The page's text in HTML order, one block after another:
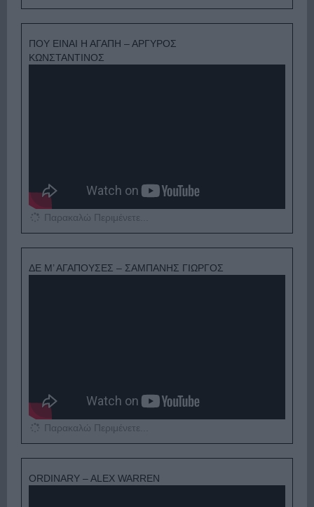
ΠΟΥ ΕΙΝΑΙ Η ΑΓΑΠΗ – ΑΡΓΥΡΟΣ
ΚΩΝΣΤΑΝΤΙΝΟΣ
Παρακαλώ Περιμένετε...
ΔΕ Μ’ ΑΓΑΠΟΥΣΕΣ – ΣΑΜΠΑΝΗΣ ΓΙΩΡΓΟΣ
Παρακαλώ Περιμένετε...
ORDINARY – ALEX WARREN